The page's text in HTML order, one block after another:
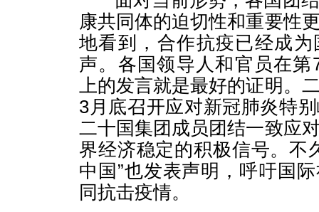
康共同体的迫切性和重要性
地看到，合作抗疫已经成
声。各国领导人和官员在
上的发言就是最好的证明。
3月底召开应对新冠肺炎特
二十国集团成员团结一致应
界经济稳定的积极信号。不
中国”也发表声明，呼吁国
同抗击疫情。